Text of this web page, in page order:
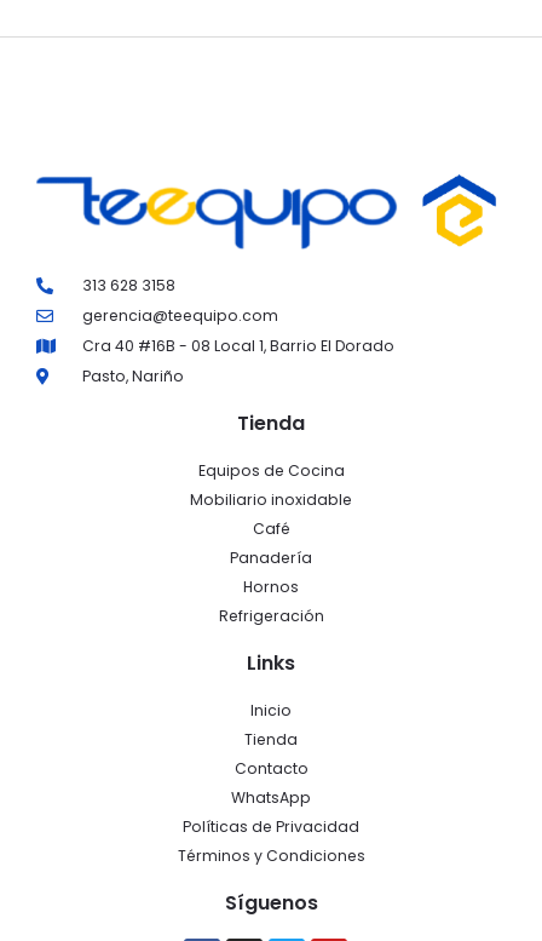
313 628 3158
gerencia@teequipo.com
Cra 40 #16B - 08 Local 1, Barrio El Dorado
Pasto, Nariño
Tienda
Equipos de Cocina
Mobiliario inoxidable
Café
Panadería
Hornos
Refrigeración
Links
Inicio
Tienda
Contacto
WhatsApp
Políticas de Privacidad
Términos y Condiciones
Síguenos